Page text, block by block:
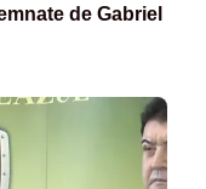
de Gabriel